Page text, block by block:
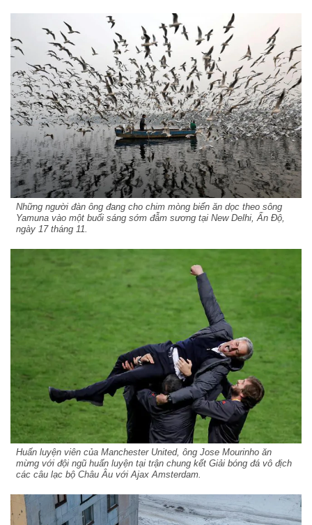
Những người đàn ông đang cho chim mòng biển ăn dọc theo sông
Yamuna vào một buổi sáng sớm đẫm sương tại New Delhi, Ấn Độ,
ngày 17 tháng 11.
Huấn luyện viên của Manchester United, ông Jose Mourinho ăn
mừng với đội ngũ huấn luyện tại trận chung kết Giải bóng đá vô địch
các câu lạc bộ Châu Âu với Ajax Amsterdam.